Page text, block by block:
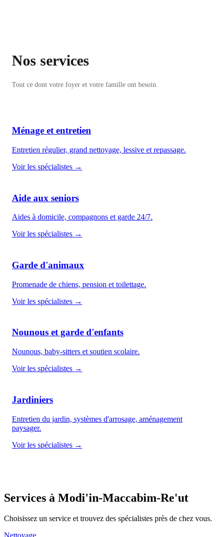
Nos services
Tout ce dont votre foyer et votre famille ont besoin.
Ménage et entretien
Entretien régulier, grand nettoyage, lessive et repassage.
Voir les spécialistes →
Aide aux seniors
Aides à domicile, compagnons et garde 24/7.
Voir les spécialistes →
Garde d'animaux
Promenade de chiens, pension et toilettage.
Voir les spécialistes →
Nounous et garde d'enfants
Nounous, baby-sitters et soutien scolaire.
Voir les spécialistes →
Jardiniers
Entretien du jardin, systèmes d'arrosage, aménagement
paysager.
Voir les spécialistes →
Services à Modi'in-Maccabim-Re'ut
Choisissez un service et trouvez des spécialistes près de chez vous.